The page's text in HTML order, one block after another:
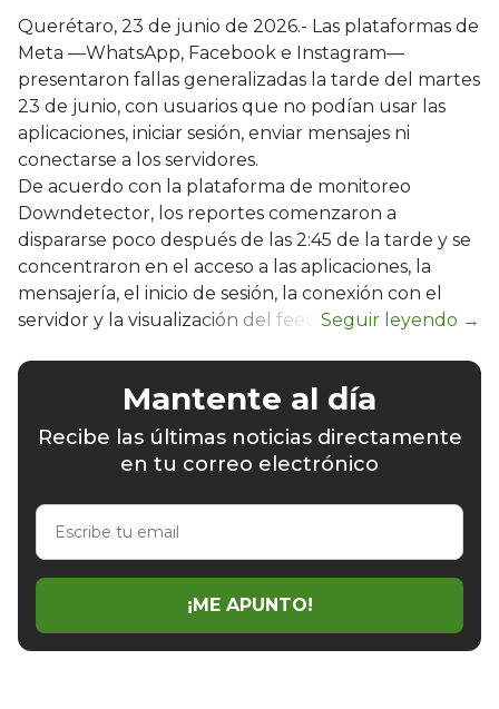
Querétaro, 23 de junio de 2026.- Las plataformas de
Meta —WhatsApp, Facebook e Instagram—
presentaron fallas generalizadas la tarde del martes
23 de junio, con usuarios que no podían usar las
aplicaciones, iniciar sesión, enviar mensajes ni
conectarse a los servidores.
De acuerdo con la plataforma de monitoreo
Downdetector, los reportes comenzaron a
dispararse poco después de las 2:45 de la tarde y se
concentraron en el acceso a las aplicaciones, la
mensajería, el inicio de sesión, la conexión con el
servidor y la visualización del feed.
Mantente al día
Recibe las últimas noticias directamente
en tu correo electrónico
Escribe
email
¡ME APUNTO!